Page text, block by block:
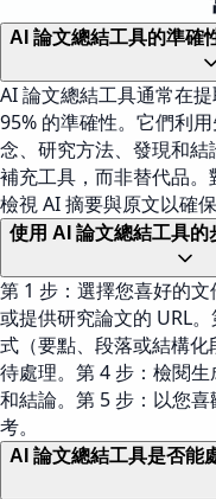
AI 論文總結工具的準確
AI 論文總結工具通常在
95% 的準確性。它們利
念、研究方法、發現和
補充工具，而非替代品
檢視 AI 摘要與原文以確
使用 AI 論文總結工具的
第 1 步：選擇您喜好的
或提供研究論文的 URL
式（要點、段落或結構
待處理。第 4 步：檢閱
和結論。第 5 步：以您
考。
AI 論文總結工具是否能